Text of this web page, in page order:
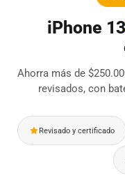
iPhone 13
Ahorra más de
revisados, con
Revisado y certificado
Remember me